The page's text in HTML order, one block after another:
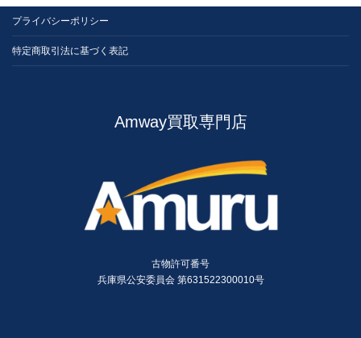
プライバシーポリシー
特定商取引法に基づく表記
Amway買取専門店
古物許可番号
兵庫県公安委員会 第631522300010号